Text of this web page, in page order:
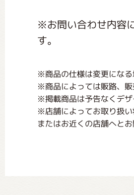
※お問い合わせ内容
す。
※商品の仕様は変更になる
※商品によっては販路、
※掲載商品は予告なくデ
※店舗によってお取り扱
またはお近くの店舗へとお